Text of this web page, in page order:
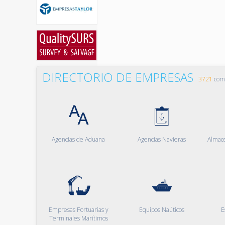
DIRECTORIO DE EMPRESAS 3721
Agencias de Aduana Agencias Navieras
Empresas Portuarias y
Terminales Marítimos
Equipos Naúticos